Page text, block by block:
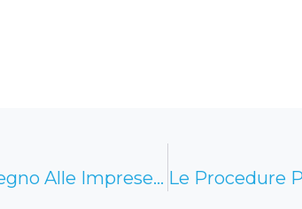
Al Via L’Avviso Della Regione Lazio Sostegno Alle Imprese Cooperative